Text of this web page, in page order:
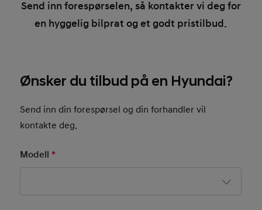
Send inn forespørselen, så kontakter vi deg for
en hyggelig bilprat og et godt pristilbud.
Ønsker du tilbud på en Hyundai?
Send inn din forespørsel og din forhandler vil
kontakte deg.
Basic User Info
Modell*